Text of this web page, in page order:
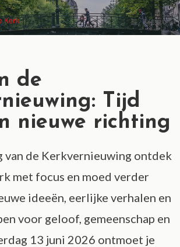
MENU
de
Tijd
nieuwe richting
van de Kerkvernieuwing ontdek
met focus en moed verder
ideeën, eerlijke verhalen en
voor geloof, gemeenschap en
13 juni 2026 ontmoet je